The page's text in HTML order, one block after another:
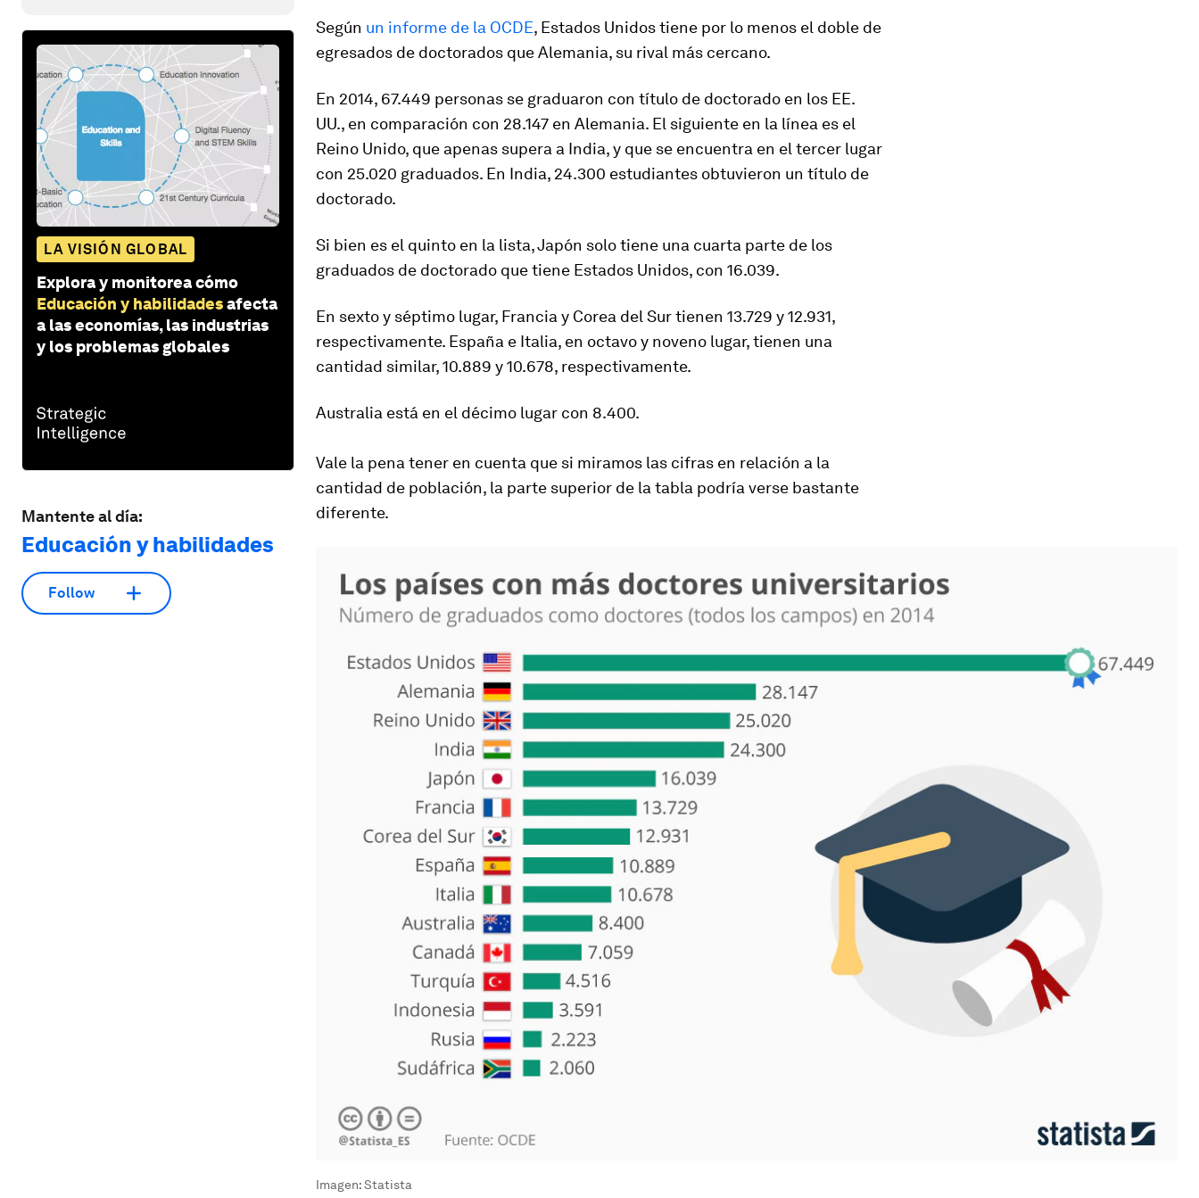
LA VISIÓN GLOBAL
Explora y monitorea cómo
Educación y habilidadesafecta
a las economías, las industrias
y los problemas globales
Mantente al día:
Educación y habilidades
Follow
Según un informe de la OCDE, Estados Unidos tiene por lo menos el doble de
egresados de doctorados que Alemania, su rival más cercano.
En 2014, 67.449 personas se graduaron con título de doctorado en los EE.
UU., en comparación con 28.147 en Alemania. El siguiente en la línea es el
Reino Unido, que apenas supera a India, y que se encuentra en el tercer lugar
con 25.020 graduados. En India, 24.300 estudiantes obtuvieron un título de
doctorado.
Si bien es el quinto en la lista, Japón solo tiene una cuarta parte de los
graduados de doctorado que tiene Estados Unidos, con 16.039.
En sexto y séptimo lugar, Francia y Corea del Sur tienen 13.729 y 12.931,
respectivamente. España e Italia, en octavo y noveno lugar, tienen una
cantidad similar, 10.889 y 10.678, respectivamente.
Australia está en el décimo lugar con 8.400.
Vale la pena tener en cuenta que si miramos las cifras en relación a la
cantidad de población, la parte superior de la tabla podría verse bastante
diferente.
Imagen: Statista